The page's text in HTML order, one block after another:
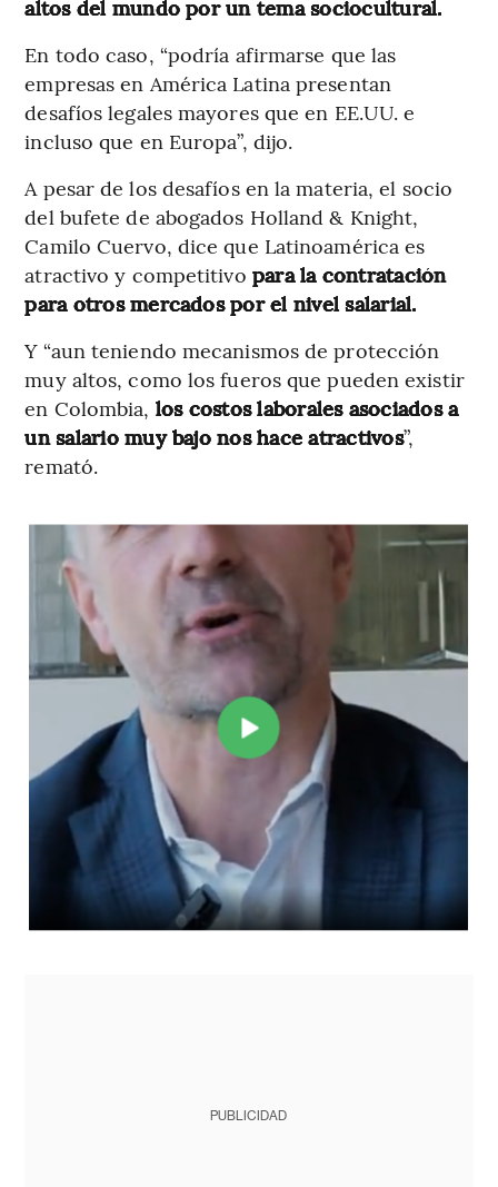
altos del mundo por un tema sociocultural.
En todo caso, “podría afirmarse que las
empresas en América Latina presentan
desafíos legales mayores que en EE.UU. e
incluso que en Europa”, dijo.
A pesar de los desafíos en la materia, el socio
del bufete de abogados Holland & Knight,
Camilo Cuervo, dice que Latinoamérica es
atractivo y competitivo para la contratación
para otros mercados por el nivel salarial.
Y “aun teniendo mecanismos de protección
muy altos, como los fueros que pueden existir
en Colombia, los costos laborales asociados a
un salario muy bajo nos hace atractivos”,
remató.
PUBLICIDAD